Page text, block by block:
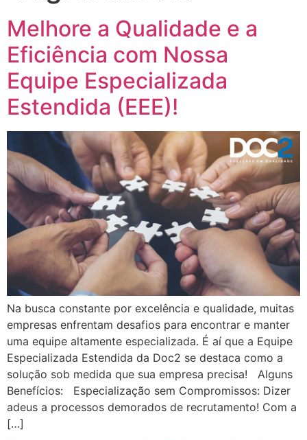
Melhore a Qualidade e a
Eficiência com Nossa
Equipe Especializada
Estendida (EEE)!
Na busca constante por excelência e qualidade, muitas
empresas enfrentam desafios para encontrar e manter
uma equipe altamente especializada. É aí que a Equipe
Especializada Estendida da Doc2 se destaca como a
solução sob medida que sua empresa precisa! Alguns
Benefícios: Especialização sem Compromissos: Dizer
adeus a processos demorados de recrutamento! Com a
[…]